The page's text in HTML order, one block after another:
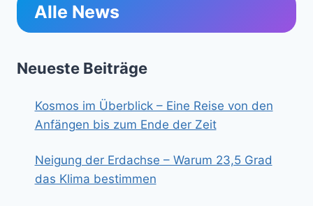
Alle News
Neueste Beiträge
Kosmos im Überblick – Eine Reise von den
Anfängen bis zum Ende der Zeit
Neigung der Erdachse – Warum 23,5 Grad
das Klima bestimmen